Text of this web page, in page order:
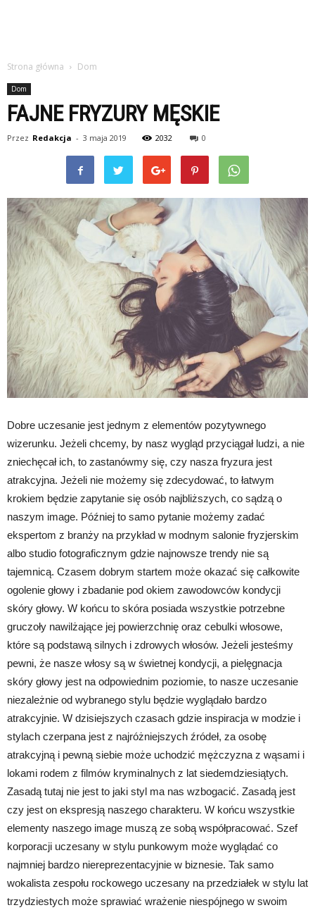
Strona główna Dom
Dom
FAJNE FRYZURY MĘSKIE
Przez Redakcja - 3 maja 2019 2032 0
Dobre uczesanie jest jednym z elementów pozytywnego
wizerunku. Jeżeli chcemy, by nasz wygląd przyciągał ludzi, a nie
zniechęcał ich, to zastanówmy się, czy nasza fryzura jest
atrakcyjna. Jeżeli nie możemy się zdecydować, to łatwym
krokiem będzie zapytanie się osób najbliższych, co sądzą o
naszym image. Później to samo pytanie możemy zadać
ekspertom z branży na przykład w modnym salonie fryzjerskim
albo studio fotograficznym gdzie najnowsze trendy nie są
tajemnicą. Czasem dobrym startem może okazać się całkowite
ogolenie głowy i zbadanie pod okiem zawodowców kondycji
skóry głowy. W końcu to skóra posiada wszystkie potrzebne
gruczoły nawilżające jej powierzchnię oraz cebulki włosowe,
które są podstawą silnych i zdrowych włosów. Jeżeli jesteśmy
pewni, że nasze włosy są w świetnej kondycji, a pielęgnacja
skóry głowy jest na odpowiednim poziomie, to nasze uczesanie
niezależnie od wybranego stylu będzie wyglądało bardzo
atrakcyjnie. W dzisiejszych czasach gdzie inspiracja w modzie i
stylach czerpana jest z najróżniejszych źródeł, za osobę
atrakcyjną i pewną siebie może uchodzić mężczyzna z wąsami i
lokami rodem z filmów kryminalnych z lat siedemdziesiątych.
Zasadą tutaj nie jest to jaki styl ma nas wzbogacić. Zasadą jest
czy jest on ekspresją naszego charakteru. W końcu wszystkie
elementy naszego image muszą ze sobą współpracować. Szef
korporacji uczesany w stylu punkowym może wyglądać co
najmniej bardzo niereprezentacyjnie w biznesie. Tak samo
wokalista zespołu rockowego uczesany na przedziałek w stylu lat
trzydziestych może sprawiać wrażenie niespójnego w swoim